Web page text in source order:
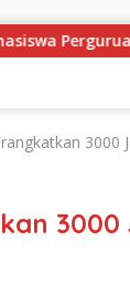
Perguruan
3000
3000